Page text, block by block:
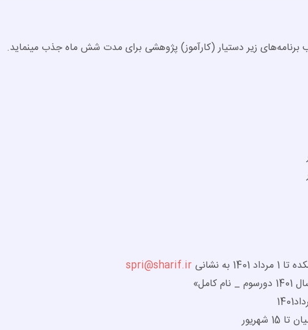
زیر دستیار (کارآموز) پژوهشی برای مدت شش ماه جذب می­نماید.
نشانی
spri@sharif.ir